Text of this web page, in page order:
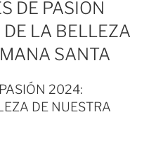
DE PASIÓN
LA BELLEZA
SANTA
2024:
DE NUESTRA